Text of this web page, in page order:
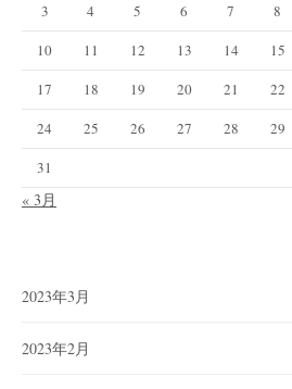
3
4 5 6 7 8
10
11 12 13 14 15
17
18 19 20 21 22
24
25 26 27 28 29
31
« 3月
2023年3月
2023年2月